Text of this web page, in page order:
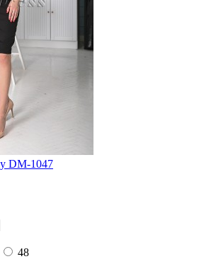
DM-1047
48